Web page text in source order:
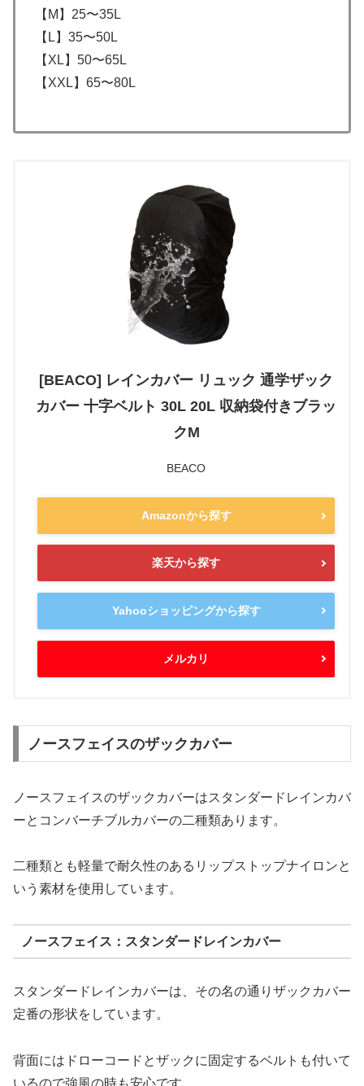
【M】25〜35L
【L】35〜50L
【XL】50〜65L
【XXL】65〜80L
[BEACO] レインカバー リュック 通学ザック
カバー 十字ベルト 30L 20L 収納袋付きブラッ
クM
BEACO
Amazonから探す
楽天から探す
Yahooショッピングから探す
メルカリ
ノースフェイスのザックカバー
ノースフェイスのザックカバーはスタンダードレインカバ
ーとコンバーチブルカバーの二種類あります。
二種類とも軽量で耐久性のあるリップストップナイロンと
いう素材を使用しています。
ノースフェイス：スタンダードレインカバー
スタンダードレインカバーは、その名の通りザックカバー
定番の形状をしています。
背面にはドローコードとザックに固定するベルトも付いて
いるので強風の時も安心です。